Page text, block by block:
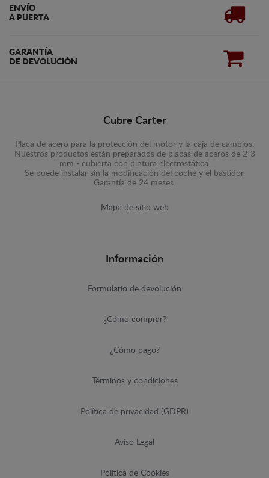
ENVÍO
A PUERTA
GARANTÍA
DE DEVOLUCIÓN
Cubre Carter
Placa de acero para la protección del motor y la caja de cambios.
Nuestros productos están preparados de placas de aceros de 2-3
mm - cubierta con pintura electrostática.
Se puede instalar sin la modificación del coche y el bastidor.
Garantía de 24 meses.
Mapa de sitio web
Información
Formulario de devolución
¿Cómo comprar?
¿Cómo pago?
Términos y condiciones
Política de privacidad (GDPR)
Aviso Legal
Política de Cookies